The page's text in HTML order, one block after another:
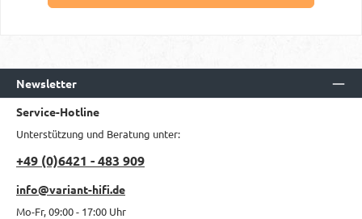
Newsletter
Service-Hotline
Unterstützung und Beratung unter:
+49 (0)6421 - 483 909
info@variant-hifi.de
Mo-Fr, 09:00 - 17:00 Uhr